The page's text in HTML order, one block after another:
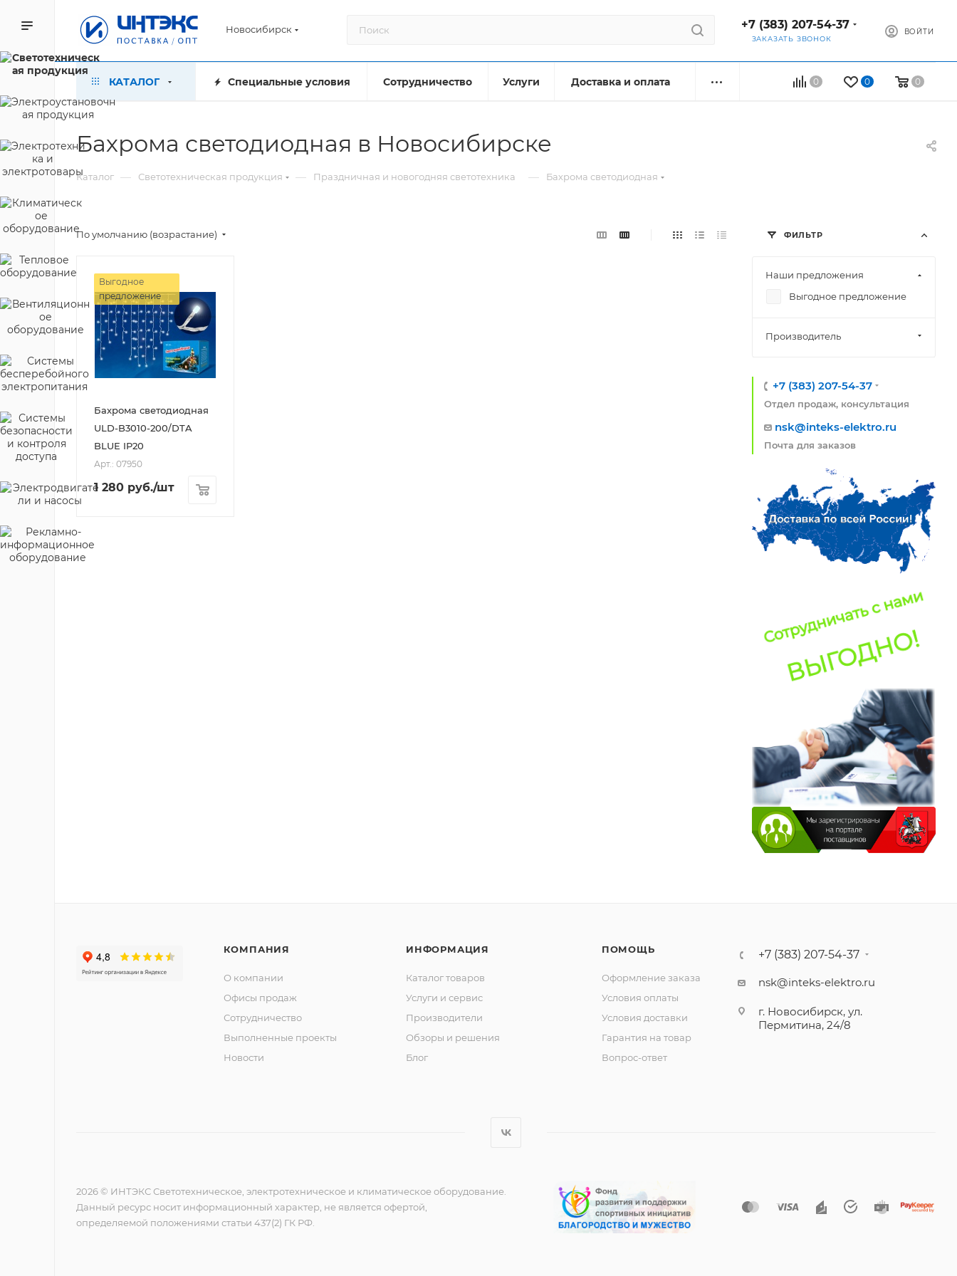
Новосибирск +7 (383) 207-54-37
ЗАКАЗАТЬ ЗВОНОК
ВОЙТИ
0 0 0
КАТАЛОГ Специальные условия Сотрудничество Услуги Доставка и оплата
Бахрома светодиодная в Новосибирске
Каталог — Светотехническая продукция — Праздничная и новогодняя светотехника — Бахрома светодиодная
По умолчанию (возрастание)
Выгодное
предложение
Бахрома светодиодная
ULD-B3010-200/DTA
BLUE IP20
Арт.: 07950
1 280 руб./шт
ФИЛЬТР
Наши предложения
Выгодное предложение
Производитель
+7 (383) 207-54-37
Отдел продаж, консультация
nsk@inteks-elektro.ru
Почта для заказов
КОМПАНИЯ
О компании
Офисы продаж
Сотрудничество
Выполненные проекты
Новости
ИНФОРМАЦИЯ
Каталог товаров
Услуги и сервис
Производители
Обзоры и решения
Блог
ПОМОЩЬ
Оформление заказа
Условия оплаты
Условия доставки
Гарантия на товар
Вопрос-ответ
+7 (383) 207-54-37
nsk@inteks-elektro.ru
г. Новосибирск, ул.
Пермитина, 24/8
2026 © ИНТЭКС Светотехническое, электротехническое и климатическое оборудование.
Данный ресурс носит информационный характер, не является офертой,
определяемой положениями статьи 437(2) ГК РФ.